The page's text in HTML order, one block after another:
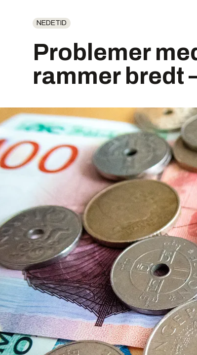
NEDETID
Problemer
rammer bredt